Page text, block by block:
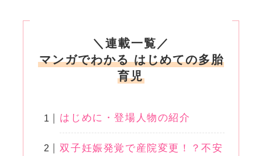
＼連載一覧／
マンガでわかる はじめての多胎
育児
はじめに・登場人物の紹介
双子妊娠発覚で産院変更！？不安